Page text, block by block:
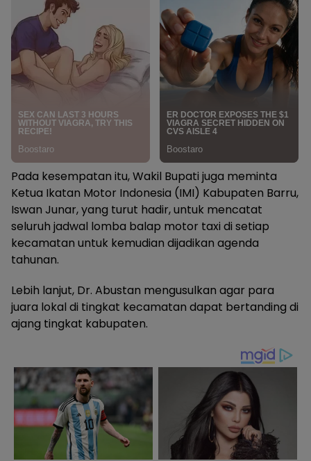
Pada kesempatan itu, Wakil Bupati juga meminta
Ketua Ikatan Motor Indonesia (IMI) Kabupaten Barru,
Iswan Junar, yang turut hadir, untuk mencatat
seluruh jadwal lomba balap motor taxi di setiap
kecamatan untuk kemudian dijadikan agenda
tahunan.
Lebih lanjut, Dr. Abustan mengusulkan agar para
juara lokal di tingkat kecamatan dapat bertanding di
ajang tingkat kabupaten.